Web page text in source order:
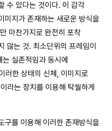
수 있다는 것이다. 이 감각
미지가 존재하는 새로운 방식을
마찬가지로 완전히 포착
않는 것. 최소단위의 프레임이
실존적임과 동시에
러한 상태의 신체, 이미지로
라는 장치를 이용해 탁월하게
구를 이용해 이러한 존재방식을